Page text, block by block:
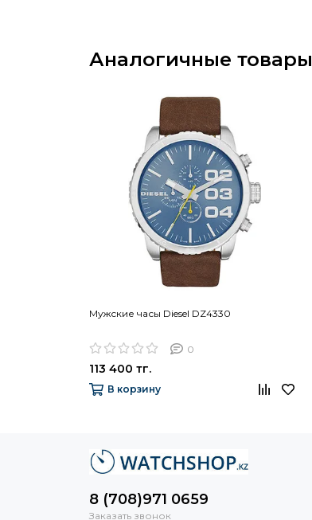
Аналогичные товары
Мужские часы Diesel DZ4330
0
113 400 тг.
В корзину
8 (708)971 0659
Заказать звонок